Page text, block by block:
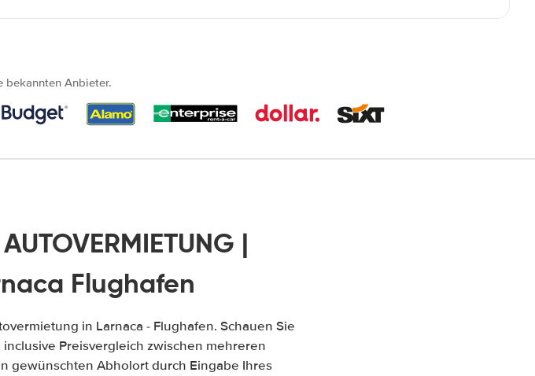
bekannten Anbieter.
|
Flughafen
in Larnaca - Flughafen. Schauen Sie
Preisvergleich zwischen mehreren
gewünschten Abholort durch Eingabe Ihres